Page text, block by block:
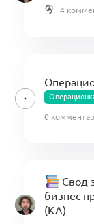
4
0
Свод
бизнес-
(KA)